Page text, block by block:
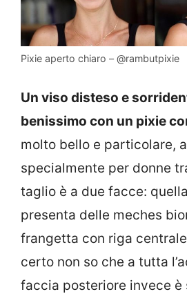
Pixie aperto chiaro – @rambutpixie
Un viso disteso e
benissimo con un pixie
molto bello e particolare,
specialmente per donne
taglio è a due facce:
presenta delle meches
frangetta con riga
certo non so che a tutta
faccia posteriore invece è